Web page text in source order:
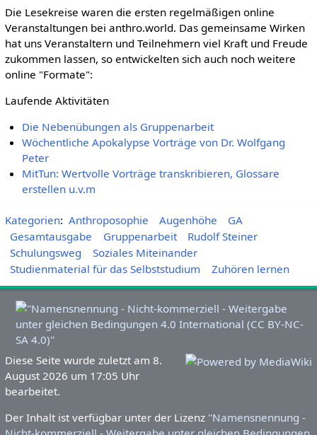
Die Lesekreise waren die ersten regelmäßigen online
Veranstaltungen bei anthro.world. Das gemeinsame Wirken
hat uns Veranstaltern und Teilnehmern viel Kraft und Freude
zukommen lassen, so entwickelten sich auch noch weitere
online "Formate":
Laufende Aktivitäten
Die Nebenübungen als Gruppenarbeit
Wöchentliche Apokalypse Vorträge von Dr. Wolfgang
Peter
MitTun: Wertvolle Vorträge transkribieren, Glossare
erstellen u.v.m
Kategorien: Anthroposophie Augenhöhe
GA
Gesamtausgabe
Gruppenarbeit
Rudolf Steiner
Schulungsweg
Soziales Miteinander
Studienmaterial für das Selbststudium
Zuhören lernen
Diese Seite wurde zuletzt am 8.
August 2026 um 17:05 Uhr
bearbeitet.
Der Inhalt ist verfügbar unter der Lizenz ''Namensnennung -